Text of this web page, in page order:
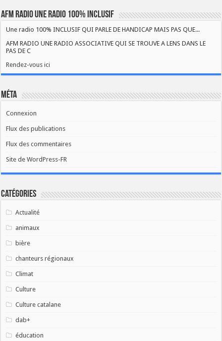
AFM RADIO UNE RADIO 100% INCLUSIF
Une radio 100% INCLUSIF QUI PARLE DE HANDICAP MAIS PAS QUE...
AFM RADIO UNE RADIO ASSOCIATIVE QUI SE TROUVE A LENS DANS LE
PAS DE C
Rendez-vous ici
Méta
Connexion
Flux des publications
Flux des commentaires
Site de WordPress-FR
Catégories
Actualité
animaux
bière
chanteurs régionaux
Climat
Culture
Culture catalane
dab+
éducation